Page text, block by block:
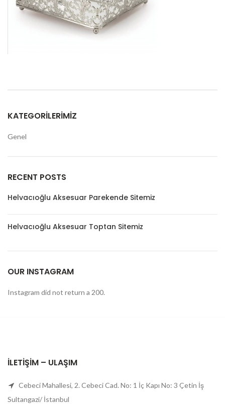
KATEGORILERIMIZ
Genel
RECENT POSTS
Helvacıoğlu Aksesuar Parekende Sitemiz
Helvacıoğlu Aksesuar Toptan Sitemiz
OUR INSTAGRAM
Instagram did not return a 200.
İLETIŞIM – ULAŞIM
Cebeci Mahallesi, 2. Cebeci Cad. No: 1 İç Kapı No: 3 Çetin İş
Sultangazi/ İstanbul